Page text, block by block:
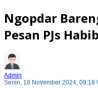
Ngopdar
Pesan PJs
Admin
Senin, 18 November 2024, 09:18